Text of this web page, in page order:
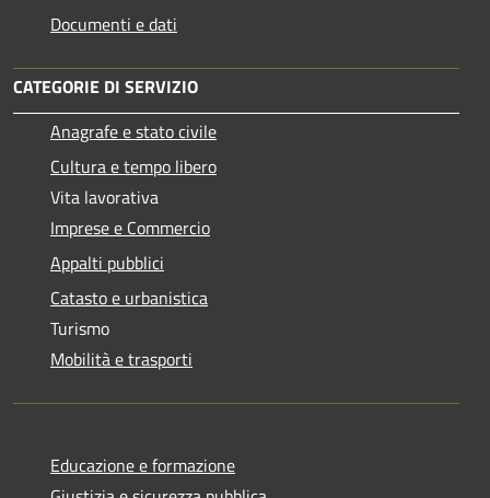
Documenti e dati
CATEGORIE DI SERVIZIO
Anagrafe e stato civile
Cultura e tempo libero
Vita lavorativa
Imprese e Commercio
Appalti pubblici
Catasto e urbanistica
Turismo
Mobilità e trasporti
Educazione e formazione